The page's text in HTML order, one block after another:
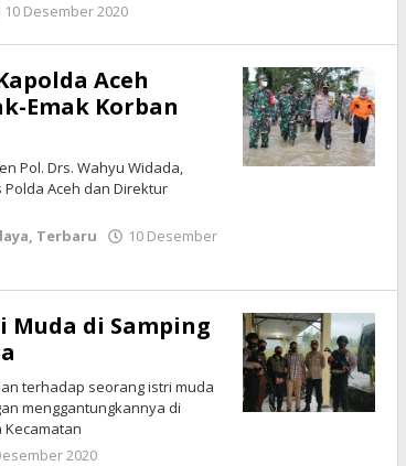
10 Desember 2020
Aceh
Emak Korban
Pol. Drs. Wahyu Widada,
Aceh dan Direktur
, Terbaru
10 Desember
Muda di Samping
terhadap seorang istri muda
menggantungkannya di
2020